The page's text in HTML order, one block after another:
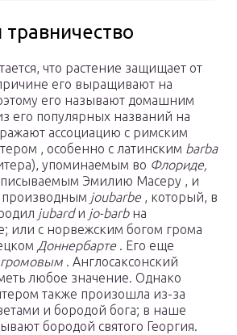
что растение защищает от
его выращивают на
его называют домашним
его популярных названий на
ассоциацию с римским
, особенно с латинским barba
упоминаемым во Флориде,
Эмилию Масеру , и
joubarbe, который, в
jubardи jo-barbна
или с норвежским богом грома
Доннербарте. Его еще
громовым . Англосаксонский
любое значение. Однако
также произошла из-за
и бородой бога; в наше
бородой святого Георгия.